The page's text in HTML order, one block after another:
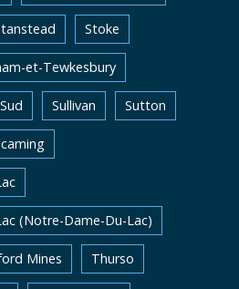
Stoke
et-Tewkesbury
Sullivan Sutton
(Notre-Dame-Du-Lac)
Mines Thurso